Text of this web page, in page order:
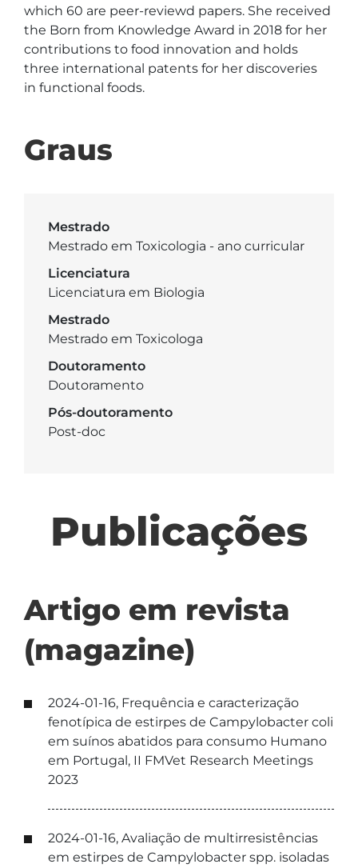
which 60 are peer-reviewd papers. She received
the Born from Knowledge Award in 2018 for her
contributions to food innovation and holds
three international patents for her discoveries
in functional foods.
Graus
Mestrado
Mestrado em Toxicologia - ano curricular
Licenciatura
Licenciatura em Biologia
Mestrado
Mestrado em Toxicologa
Doutoramento
Doutoramento
Pós-doutoramento
Post-doc
Publicações
Artigo em revista
(magazine)
2024-01-16, Frequência e caracterização
fenotípica de estirpes de Campylobacter coli
em suínos abatidos para consumo Humano
em Portugal, II FMVet Research Meetings
2023
2024-01-16, Avaliação de multirresistências
em estirpes de Campylobacter spp. isoladas